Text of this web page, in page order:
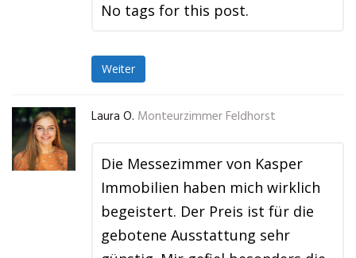
No tags for this post.
Weiter
Laura O. Monteurzimmer Feldhorst
Die Messezimmer von Kasper
Immobilien haben mich wirklich
begeistert. Der Preis ist für die
gebotene Ausstattung sehr